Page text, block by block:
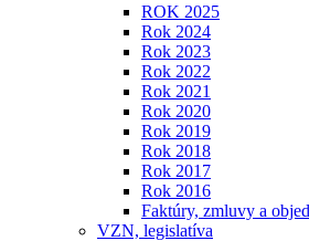
ROK 2025
Rok 2024
Rok 2023
Rok 2022
Rok 2021
Rok 2020
Rok 2019
Rok 2018
Rok 2017
Rok 2016
Faktúry, zmluvy a
VZN, legislatíva